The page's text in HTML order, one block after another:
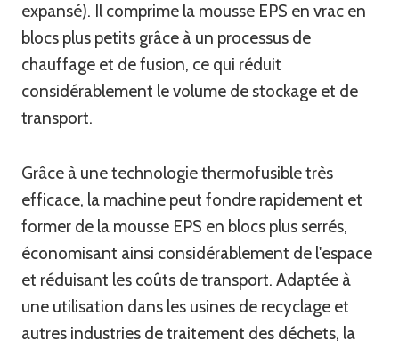
expansé). Il comprime la mousse EPS en vrac en
blocs plus petits grâce à un processus de
chauffage et de fusion, ce qui réduit
considérablement le volume de stockage et de
transport.
Grâce à une technologie thermofusible très
efficace, la machine peut fondre rapidement et
former de la mousse EPS en blocs plus serrés,
économisant ainsi considérablement de l'espace
et réduisant les coûts de transport. Adaptée à
une utilisation dans les usines de recyclage et
autres industries de traitement des déchets, la